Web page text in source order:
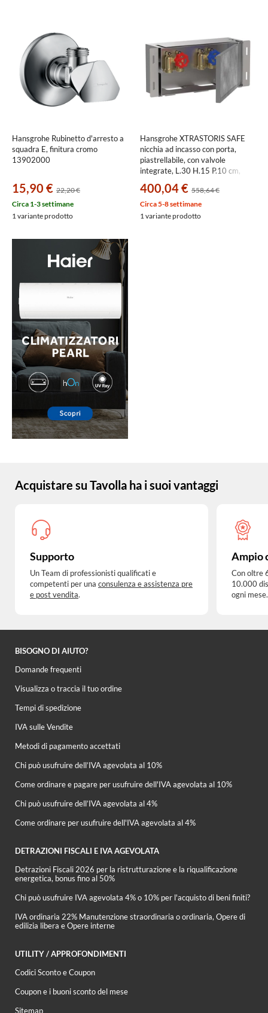
Hansgrohe Rubinetto d'arresto a
squadra E, finitura cromo
13902000
15,90 € 22,20 €
Circa 1-3 settimane
1 variante prodotto
Hansgrohe XTRASTORIS SAFE
nicchia ad incasso con porta,
piastrellabile, con valvole
integrate, L.30 H.15 P.10 cm,
400,04 € 558,64 €
Circa 5-8 settimane
1 variante prodotto
Acquistare su Tavolla ha i suoi vantaggi
Supporto
Un Team di professionisti qualificati e
competenti per una consulenza e assistenza pre
e post vendita.
Ampio
Con oltre
10.000
ogni mese.
BISOGNO DI AIUTO?
Domande frequenti
Visualizza o traccia il tuo ordine
Tempi di spedizione
IVA sulle Vendite
Metodi di pagamento accettati
Chi può usufruire dell’IVA agevolata al 10%
Come ordinare e pagare per usufruire dell'IVA agevolata al 10%
Chi può usufruire dell’IVA agevolata al 4%
Come ordinare per usufruire dell'IVA agevolata al 4%
DETRAZIONI FISCALI E IVA AGEVOLATA
Detrazioni Fiscali 2026 per la ristrutturazione e la riqualificazione
energetica, bonus fino al 50%
Chi può usufruire IVA agevolata 4% o 10% per l'acquisto di beni finiti?
IVA ordinaria 22% Manutenzione straordinaria o ordinaria, Opere di
edilizia libera e Opere interne
UTILITY / APPROFONDIMENTI
Codici Sconto e Coupon
Coupon e i buoni sconto del mese
Sitemap